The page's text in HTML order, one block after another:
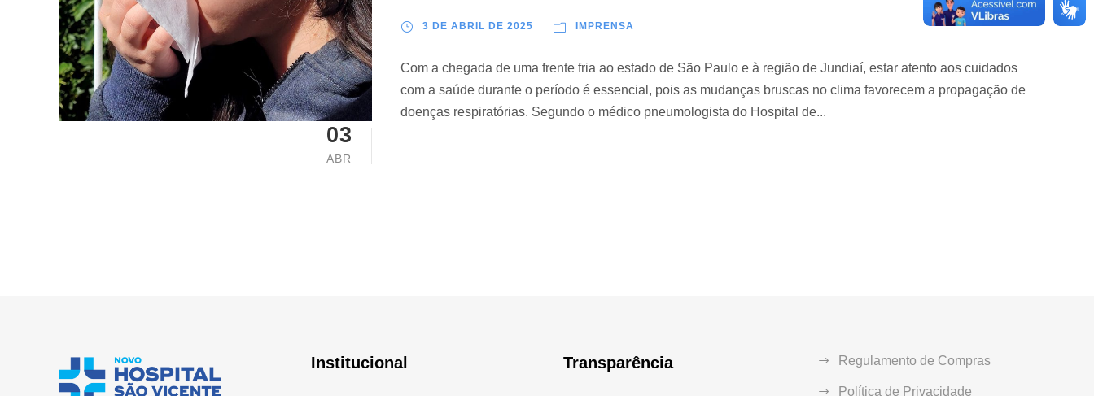
03
ABR
3 DE ABRIL DE 2025 IMPRENSA
Com a chegada de uma frente fria ao estado de São Paulo e à região de Jundiaí, estar atento aos cuidados
com a saúde durante o período é essencial, pois as mudanças bruscas no clima favorecem a propagação de
doenças respiratórias. Segundo o médico pneumologista do Hospital de...
Institucional Transparência Regulamento de Compras
Política de Privacidade